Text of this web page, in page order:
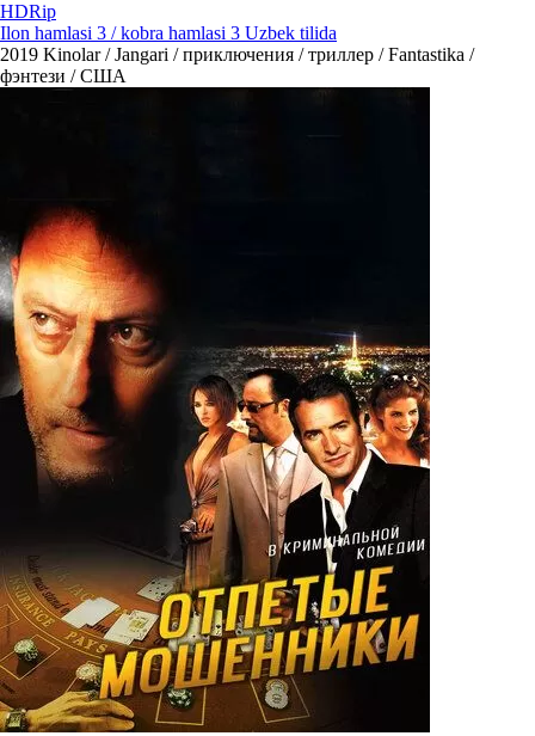
HDRip
Ilon hamlasi 3 / kobra hamlasi 3 Uzbek tilida
2019 Kinolar / Jangari / приключения / триллер / Fantastika /
фэнтези / США